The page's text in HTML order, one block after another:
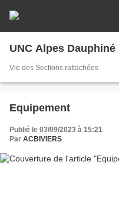
UNC Alpes Dauphiné
Vie des Sections rattachées
Equipement
Publié le 03/09/2023 à 15:21
Par ACBIVIERS